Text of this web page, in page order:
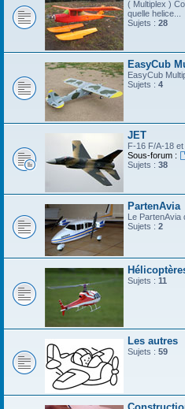
( Multiplex )
quelle helice...
Sujets : 28
EasyCub
EasyCub
Sujets : 4
JET
F-16 F/A-18 et
Sous-forum :
Sujets : 38
PartenAvia
Le PartenAvia
Sujets : 2
Sujets : 11
Les autres
Sujets : 59